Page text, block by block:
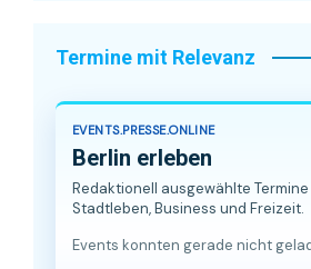
Termine mit Relevanz
EVENTS.PRESSE.ONLINE
Berlin erleben
Redaktionell ausgewählte
Stadtleben, Business und Freizeit.
Events konnten gerade nicht